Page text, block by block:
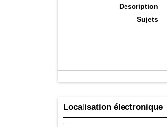
Description
Sujets
Résumé
Localisation électronique